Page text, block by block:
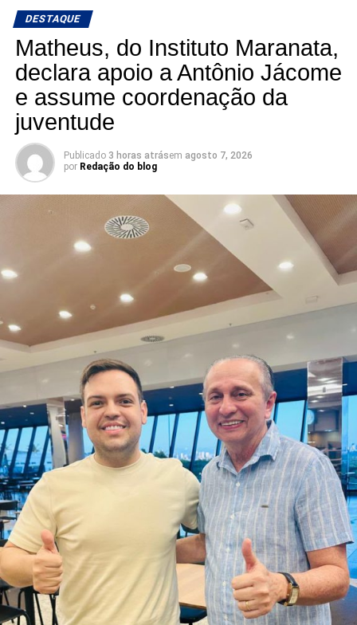
DESTAQUE
Matheus, do Instituto Maranata,
declara apoio a Antônio Jácome
e assume coordenação da
juventude
Publicado 3 horas atrásem agosto 7, 2026
por Redação do blog